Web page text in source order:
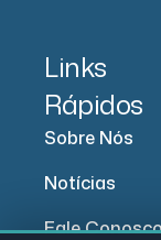
Links
Rápidos
Sobre Nós
Notícias
Fale